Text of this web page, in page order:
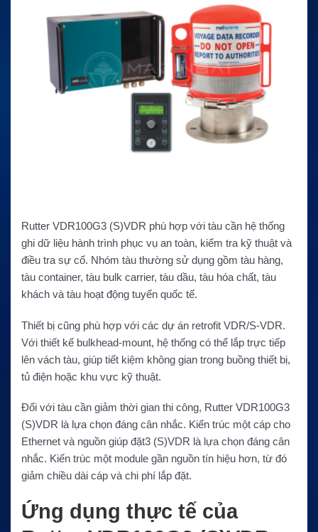
Rutter VDR100G3 (S)VDR phù hợp với tàu cần hệ thống
ghi dữ liệu hành trình phục vụ an toàn, kiểm tra kỹ thuật và
điều tra sự cố. Nhóm tàu thường sử dụng gồm tàu hàng,
tàu container, tàu bulk carrier, tàu dầu, tàu hóa chất, tàu
khách và tàu hoạt động tuyến quốc tế.
Thiết bị cũng phù hợp với các dự án retrofit VDR/S-VDR.
Với thiết kế bulkhead-mount, hệ thống có thể lắp trực tiếp
lên vách tàu, giúp tiết kiệm không gian trong buồng thiết bị,
tủ điện hoặc khu vực kỹ thuật.
Đối với tàu cần giảm thời gian thi công, Rutter VDR100G3
(S)VDR là lựa chọn đáng cân nhắc. Kiến trúc một cáp cho
Ethernet và nguồn giúp đặt3 (S)VDR là lựa chọn đáng cân
nhắc. Kiến trúc một module gần nguồn tín hiệu hơn, từ đó
giảm chiều dài cáp và chi phí lắp đặt.
Ứng dụng thực tế của